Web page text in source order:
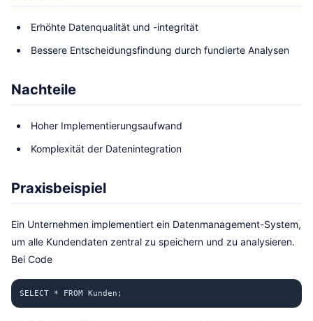
Erhöhte Datenqualität und -integrität
Bessere Entscheidungsfindung durch fundierte Analysen
Nachteile
Hoher Implementierungsaufwand
Komplexität der Datenintegration
Praxisbeispiel
Ein Unternehmen implementiert ein Datenmanagement-System,
um alle Kundendaten zentral zu speichern und zu analysieren.
Bei Code
SELECT * FROM Kunden;